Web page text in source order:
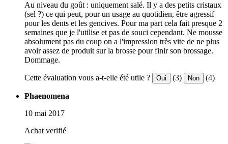
Au niveau du goût : uniquement salé. Il y a des petits cristaux
(sel ?) ce qui peut, pour un usage au quotidien, être agressif
pour les dents et les gencives. Pour ma part cela fait presque 2
semaines que je l'utilise et pas de souci cependant. Ne mousse
absolument pas du coup on a l'impression très vite de ne plus
avoir assez de produit sur la brosse pour finir son brossage.
Dommage.
Cette évaluation vous a-t-elle été utile ? Oui (3) Non (4)
Phaenomena
10 mai 2017
Achat verifié